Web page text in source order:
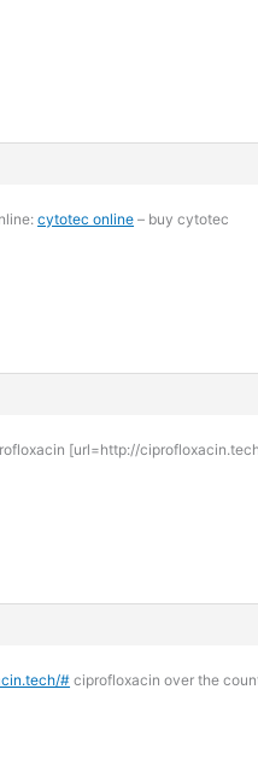
cytotec online – buy cytotec
[url=http://
# ciprofloxacin over the